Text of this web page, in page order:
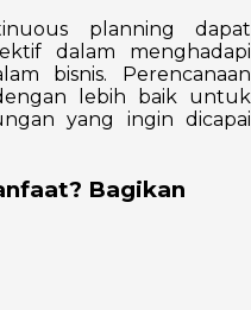
planning dapat
dalam menghadapi
bisnis. Perencanaan
lebih baik untuk
yang ingin dicapai
Bagikan